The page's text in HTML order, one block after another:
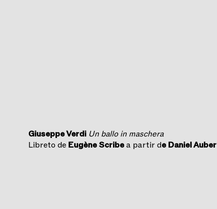
Giuseppe Verdi Un ballo in maschera
Libreto de Eugène Scribea partir de Daniel Auber